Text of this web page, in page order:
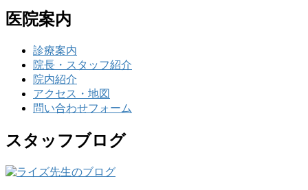
医院案内
診療案内
院長・スタッフ紹介
院内紹介
アクセス・地図
問い合わせフォーム
スタッフブログ